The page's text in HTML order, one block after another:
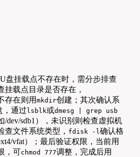
盘挂载点不存在时，需分步排查
挂载点目录是否存在，
存在则用 mkdir创建；其次确认系
，通过lsblk或dmesg | grep usb
/dev/sdb1），未识别则检查虚拟机
查文件系统类型， fdisk -l确认格
vfat）；最后验证权限，当前用
，可chmod 777调整，完成后用